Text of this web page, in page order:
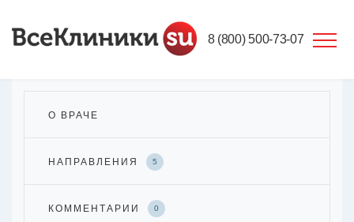
8 (800) 500-73-07
О ВРАЧЕ
НАПРАВЛЕНИЯ 5
КОММЕНТАРИИ 0